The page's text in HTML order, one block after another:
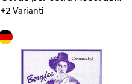
+2 Varianti